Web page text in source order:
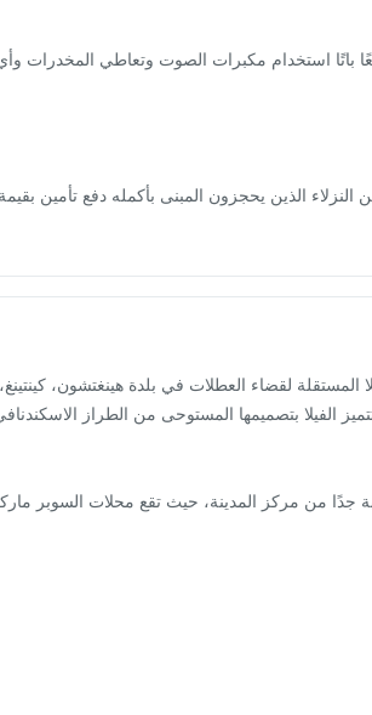
منعًا باتًا استخدام مكبرات الصوت وتعاطي
المستقلة لقضاء العطلات في بلدة هينغتشون،
الفيلا بتصميمها المستوحى من الطراز